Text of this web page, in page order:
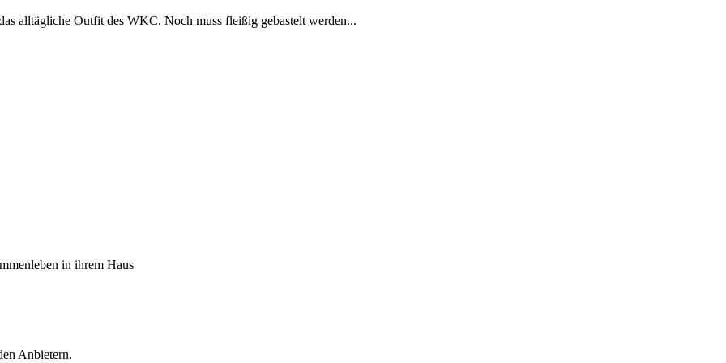
alltägliche Outfit des WKC. Noch muss fleißig gebastelt werden...
in ihrem Haus
Anbietern.